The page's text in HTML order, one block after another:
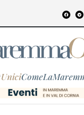
Unici